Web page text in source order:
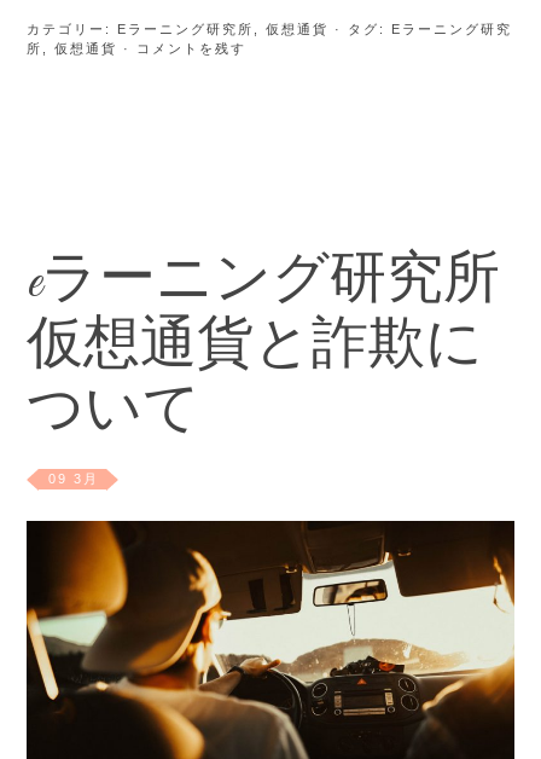
カテゴリー: Eラーニング研究所 ,仮想通貨 · タグ: Eラーニング研究
所
,仮想通貨 · コメントを残す
eラーニング研究所
仮想通貨と詐欺に
ついて
09 3月